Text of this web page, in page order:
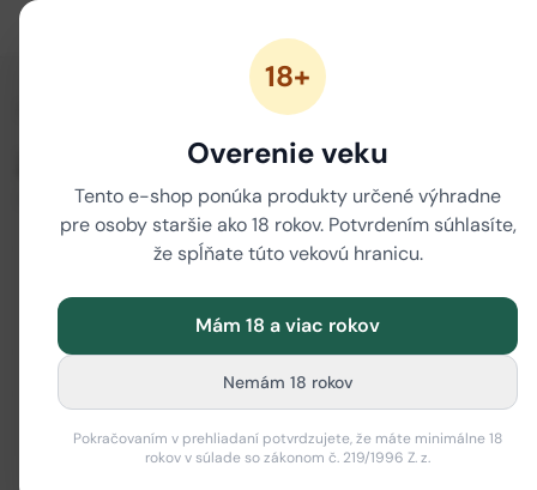
18+
Overenie veku
Tento e-shop ponúka produkty určené výhradne
pre osoby staršie ako 18 rokov. Potvrdením súhlasíte,
že spĺňate túto vekovú hranicu.
Mám 18 a viac rokov
Nemám 18 rokov
Pokračovaním v prehliadaní potvrdzujete, že máte minimálne 18
rokov v súlade so zákonom č. 219/1996 Z. z.
80 značiek
Best Buds